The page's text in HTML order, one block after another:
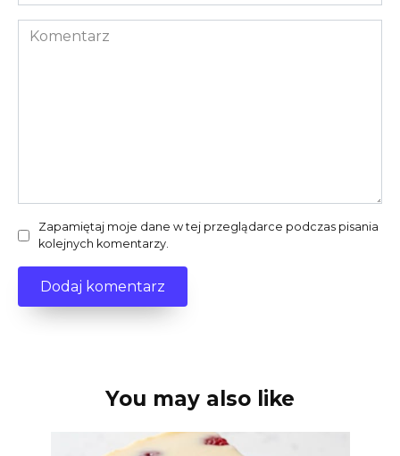
Komentarz
Zapamiętaj moje dane w tej przeglądarce podczas pisania
kolejnych komentarzy.
You may also like